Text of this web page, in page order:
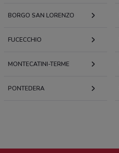
BORGO SAN LORENZO
FUCECCHIO
MONTECATINI-TERME
PONTEDERA